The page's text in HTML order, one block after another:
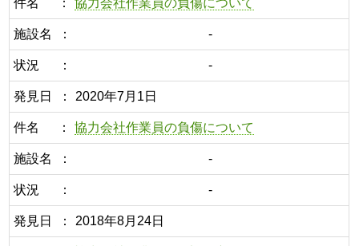
件名 協力会社作業員の負傷について
施設名 -
状況 -
発見日 2020年7月1日
件名 協力会社作業員の負傷について
施設名 -
状況 -
発見日 2018年8月24日